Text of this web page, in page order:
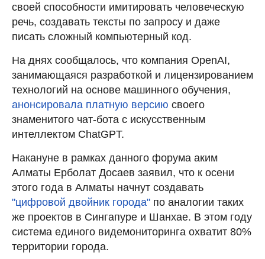
своей способности имитировать человеческую
речь, создавать тексты по запросу и даже
писать сложный компьютерный код.
На днях сообщалось, что компания OpenAI,
занимающаяся разработкой и лицензированием
технологий на основе машинного обучения,
анонсировала платную версию своего
знаменитого чат-бота с искусственным
интеллектом ChatGPT.
Накануне в рамках данного форума аким
Алматы Ерболат Досаев заявил, что к осени
этого года в Алматы начнут создавать
"цифровой двойник города" по аналогии таких
же проектов в Сингапуре и Шанхае. В этом году
система единого видемониторинга охватит 80%
территории города.